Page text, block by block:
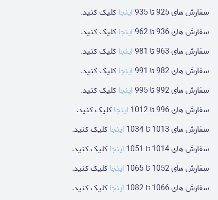
سفارش های 925 تا 935
اینجاکلیک کنید.
سفارش های 936 تا 962
اینجاکلیک کنید.
سفارش های 963 تا 981
اینجاکلیک کنید.
سفارش های 982 تا 991
اینجاکلیک کنید.
سفارش های 992 تا 995
اینجاکلیک کنید.
سفارش های 996 تا 1012
اینجاکلیک کنید.
سفارش های 1013 تا 1034
اینجاکلیک کنید.
سفارش های 1014 تا 1051
اینجاکلیک کنید.
سفارش های 1052 تا 1065
اینجاکلیک کنید.
سفارش های 1066 تا 1082
اینجاکلیک کنید.